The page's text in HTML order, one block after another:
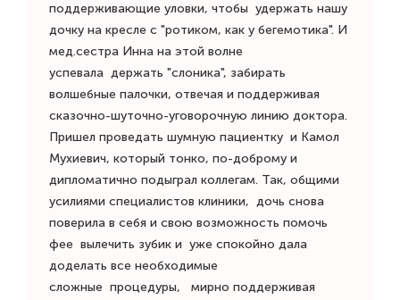
поддерживающие уловки, чтобы удержать нашу
дочку на кресле с "ротиком, как у бегемотика". И
мед.сестра Инна на этой волне
успевала держать "слоника", забирать
волшебные палочки, отвечая и поддерживая
сказочно-шуточно-уговорочную линию доктора.
Пришел проведать шумную пациентку и Камол
Мухиевич, который тонко, по-доброму и
дипломатично подыграл коллегам. Так, общими
усилиями специалистов клиники, дочь снова
поверила в себя и свою возможность помочь
фее вылечить зубик и уже спокойно дала
доделать все необходимые
сложные процедуры, мирно поддерживая